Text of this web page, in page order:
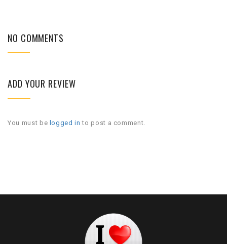
NO COMMENTS
ADD YOUR REVIEW
You must be logged in to post a comment.